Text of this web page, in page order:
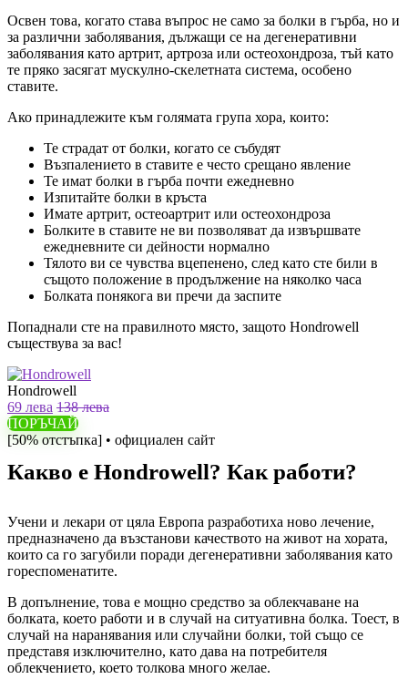
Освен това, когато става въпрос не само за болки в гърба, но и
за различни заболявания, дължащи се на дегенеративни
заболявания като артрит, артроза или остеохондроза, тъй като
те пряко засягат мускулно-скелетната система, особено
ставите.
Ако принадлежите към голямата група хора, които:
Те страдат от болки, когато се събудят
Възпалението в ставите е често срещано явление
Те имат болки в гърба почти ежедневно
Изпитайте болки в кръста
Имате артрит, остеоартрит или остеохондроза
Болките в ставите не ви позволяват да извършвате
ежедневните си дейности нормално
Тялото ви се чувства вцепенено, след като сте били в
същото положение в продължение на няколко часа
Болката понякога ви пречи да заспите
Попаднали сте на правилното място, защото Hondrowell
съществува за вас!
Hondrowell
69 лева 138 лева
ПОРЪЧАЙ
[50% отстъпка] • официален сайт
Какво е Hondrowell? Как работи?
Учени и лекари от цяла Европа разработиха ново лечение,
предназначено да възстанови качеството на живот на хората,
които са го загубили поради дегенеративни заболявания като
гореспоменатите.
В допълнение, това е мощно средство за облекчаване на
болката, което работи и в случай на ситуативна болка. Тоест, в
случай на наранявания или случайни болки, той също се
представя изключително, като дава на потребителя
облекчението, което толкова много желае.